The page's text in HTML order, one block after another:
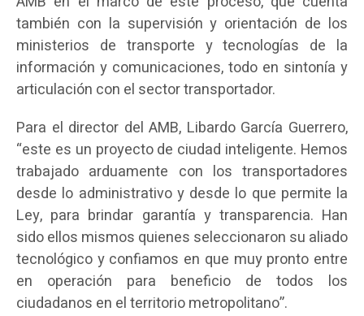
también con la supervisión y orientación de los
ministerios de transporte y tecnologías de la
información y comunicaciones, todo en sintonía y
articulación con el sector transportador.
Para el director del AMB, Libardo García Guerrero,
“este es un proyecto de ciudad inteligente. Hemos
trabajado arduamente con los transportadores
desde lo administrativo y desde lo que permite la
Ley, para brindar garantía y transparencia. Han
sido ellos mismos quienes seleccionaron su aliado
tecnológico y confiamos en que muy pronto entre
en operación para beneficio de todos los
ciudadanos en el territorio metropolitano”.